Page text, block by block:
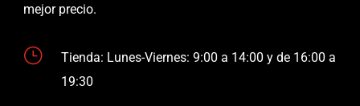
mejor precio.
}
Tienda: Lunes-Viernes: 9:00 a 14:00 y de 16:00 a
19:30